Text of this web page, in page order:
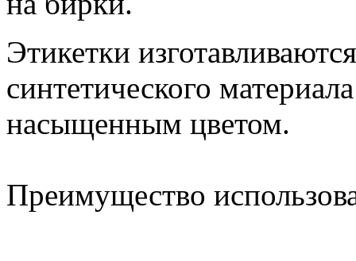
Этикетки
синтетического
насыщенным цветом.
Преимущество